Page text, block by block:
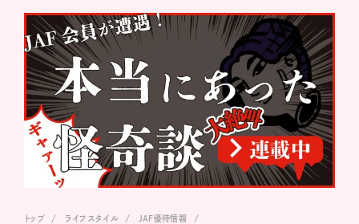
トップ ライフスタイル
JAF優待情報